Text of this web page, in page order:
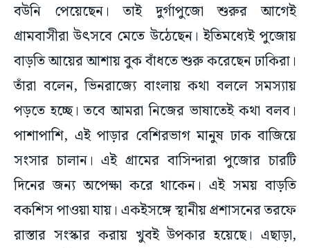
বউনি পেয়েছেন। তাই দুর্গাপুজো শুরুর আগেই
গ্রামবাসীরা উৎসবে মেতে উঠেছেন। ইতিমধ্যেই পুজোয়
বাড়তি আয়ের আশায় বুক বাঁধতে শুরু করেছেন ঢাকিরা।
তাঁরা বলেন, ভিনরাজ্যে বাংলায় কথা বললে সমস্যায়
পড়তে হচ্ছে। তবে আমরা নিজের ভাষাতেই কথা বলব।
পাশাপাশি, এই পাড়ার বেশিরভাগ মানুষ ঢাক বাজিয়ে
সংসার চালান। এই গ্রামের বাসিন্দারা পুজোর চারটি
দিনের জন্য অপেক্ষা করে থাকেন। এই সময় বাড়তি
বকশিস পাওয়া যায়। একইসঙ্গে স্থানীয় প্রশাসনের তরফে
রাস্তার সংস্কার করায় খুবই উপকার হয়েছে। এছাড়া,